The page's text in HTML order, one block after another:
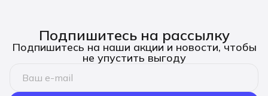
Подпишитесь на рассылку
Подпишитесь на наши акции и новости, чтобы
не упустить выгоду